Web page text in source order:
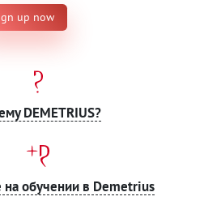
up now
DEMETRIUS?
на обучении в Demetrius